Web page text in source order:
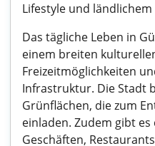
Lifestyle und ländlichem
Das tägliche Leben in
einem breiten
Freizeitmöglichkeiten
Infrastruktur. Die Stadt
Grünflächen, die zum
einladen. Zudem gibt es
Geschäften,